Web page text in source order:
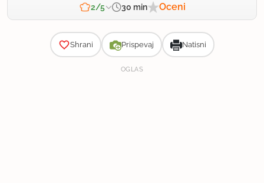
2/5 30 min Oceni
Shrani Prispevaj Natisni
OGLAS